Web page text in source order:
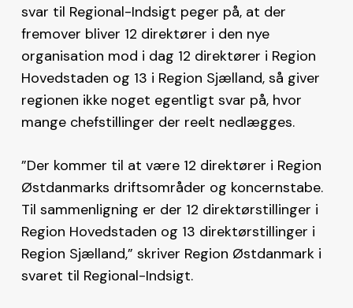
svar til Regional-Indsigt peger på, at der
fremover bliver 12 direktører i den nye
organisation mod i dag 12 direktører i Region
Hovedstaden og 13 i Region Sjælland, så giver
regionen ikke noget egentligt svar på, hvor
mange chefstillinger der reelt nedlægges.
”Der kommer til at være 12 direktører i Region
Østdanmarks driftsområder og koncernstabe.
Til sammenligning er der 12 direktørstillinger i
Region Hovedstaden og 13 direktørstillinger i
Region Sjælland,” skriver Region Østdanmark i
svaret til Regional-Indsigt.